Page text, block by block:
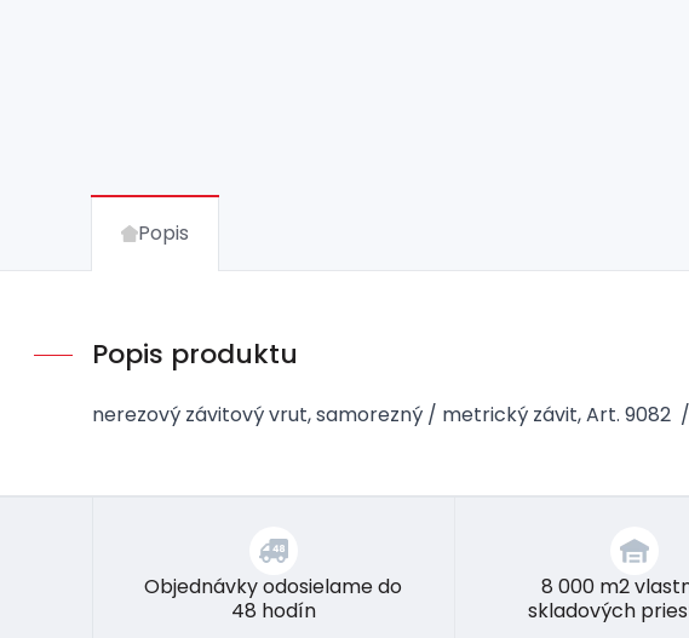
Popis
Popis produktu
nerezový závitový vrut, samorezný / metrický závit, Art. 9082
Objednávky odosielame do
48 hodín
8 000 m2
skladových